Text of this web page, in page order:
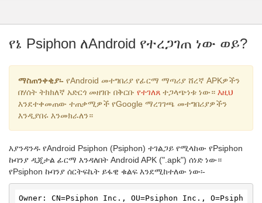
የኔ Psiphon ለAndroid የተረጋገጠ ነው ወይ?
ማስጠንቀቂያ፡- የAndroid መተግበሪያ የፊርማ ማጣሪያ ሸረኛ APKዎችን
በሃሰት ትክክለኛ አድርጎ መዘገቡ በቅርቡ የተገለጸ ተጋላጭነቱ ነው። እዚህ
እንደተቀመጠው ተጠቃሚዎች የGoogle ማረገገጫ መተግበሪያዎችን
እንዲያበሩ እንመክራለን።
እያንዳንዱ የAndroid Psiphon (Psiphon) ተገልጋይ የሚላከው የPsiphon
ኩባንያ ዲጂታል ፊርማ እንዳለበት Android APK (".apk") ሰነድ ነው።
የPsiphon ኩባንያ ሰርትፍኬት ይፋዊ ቁልፍ እንደሚከተለው ነው፡-
Owner: CN=Psiphon Inc., OU=Psiphon Inc., O=Psiph